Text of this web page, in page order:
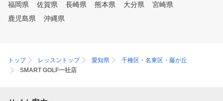
福岡県
佐賀県 長崎県 熊本県 大分県
宮崎県
鹿児島県
沖縄県
トップ レッスントップ 愛知県
千種区・名東区・藤が丘
SMART GOLF一社店